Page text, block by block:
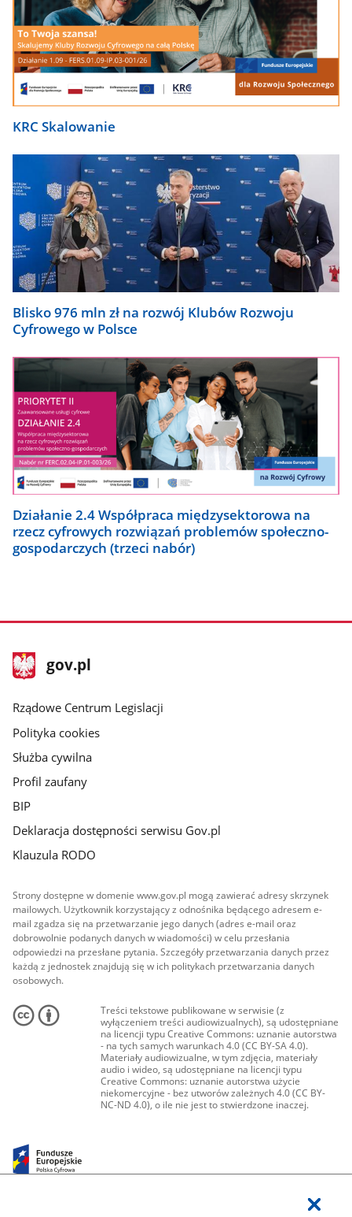
KRC Skalowanie
Blisko 976 mln zł na rozwój Klubów Rozwoju
Cyfrowego w Polsce
Działanie 2.4 Współpraca międzysektorowa na
rzecz cyfrowych rozwiązań problemów społeczno-
gospodarczych (trzeci nabór)
stopka
gov.plStrona
gov.pl
Rządowe Centrum Legislacji
Polityka cookies
Służba cywilna
Profil zaufany
BIP
Deklaracja dostępności serwisu Gov.pl
Klauzula RODO
Strony dostępne w domenie www.gov.pl mogą zawierać adresy skrzynek
mailowych. Użytkownik korzystający z odnośnika będącego adresem e-
mail zgadza się na przetwarzanie jego danych (adres e-mail oraz
dobrowolnie podanych danych w wiadomości) w celu przesłania
odpowiedzi na przesłane pytania. Szczegóły przetwarzania danych przez
każdą z jednostek znajdują się w ich politykach przetwarzania danych
osobowych.
Treści tekstowe publikowane w serwisie (z
wyłączeniem treści audiowizualnych), są udostępniane
na licencji typu Creative Commons: uznanie autorstwa
- na tych samych warunkach 4.0 (CC BY-SA 4.0).
Materiały audiowizualne, w tym zdjęcia, materiały
audio i wideo, są udostępniane na licencji typu
Creative Commons: uznanie autorstwa użycie
niekomercyjne - bez utworów zależnych 4.0 (CC BY-
NC-ND 4.0), o ile nie jest to stwierdzone inaczej.